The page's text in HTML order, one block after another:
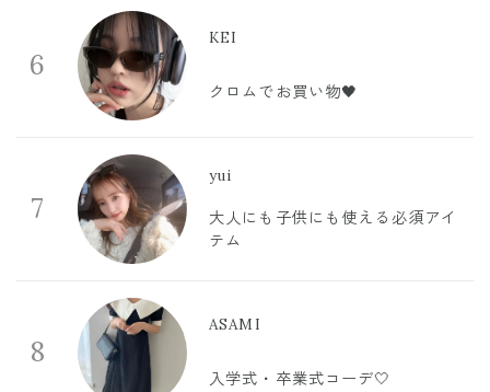
6
KEI
クロムでお買い物🖤
7
yui
大人にも子供にも使える必須アイ
テム
8
ASAMI
入学式・卒業式コーデ🤍